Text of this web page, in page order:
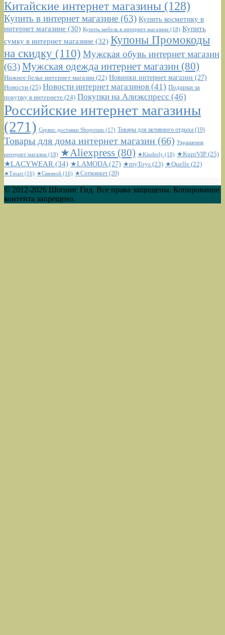
Китайские интернет магазины (128)
Купить в интернет магазине (63) Купить косметику в
интернет магазине (30) Купить мебель в интернет магазине (18) Купить
сумку в интернет магазине (32) Купоны Промокоды
на скидку (110) Мужская обувь интернет магазин
(63)Мужская одежда интернет магазин (80)
Нижнее белье интернет магазин (22) Новинки интернет магазин (27)
Новости (25) Новости интернет магазинов (41) Подарки за
покупку в интернете (24) Покупки на Алиэкспресс (46)
Российские интернет магазины
(271) Сервис доставки Shopotam (17) Товары для активного отдыха (19)
Товары для дома интернет магазин (66) Украшения
интернет магазин (18) ★Aliexpress (80) ★Kinderly (18) ★KupiVIP (25)
★LACYWEAR (34) ★LAMODA (27) ★myToys (23) ★Quelle (22)
★Tmart (16) ★Связной (16) ★Сотмаркет (20)
© 2012-2026 Шопинг Гид. Все права защищены. Копирование
контента запрещено.